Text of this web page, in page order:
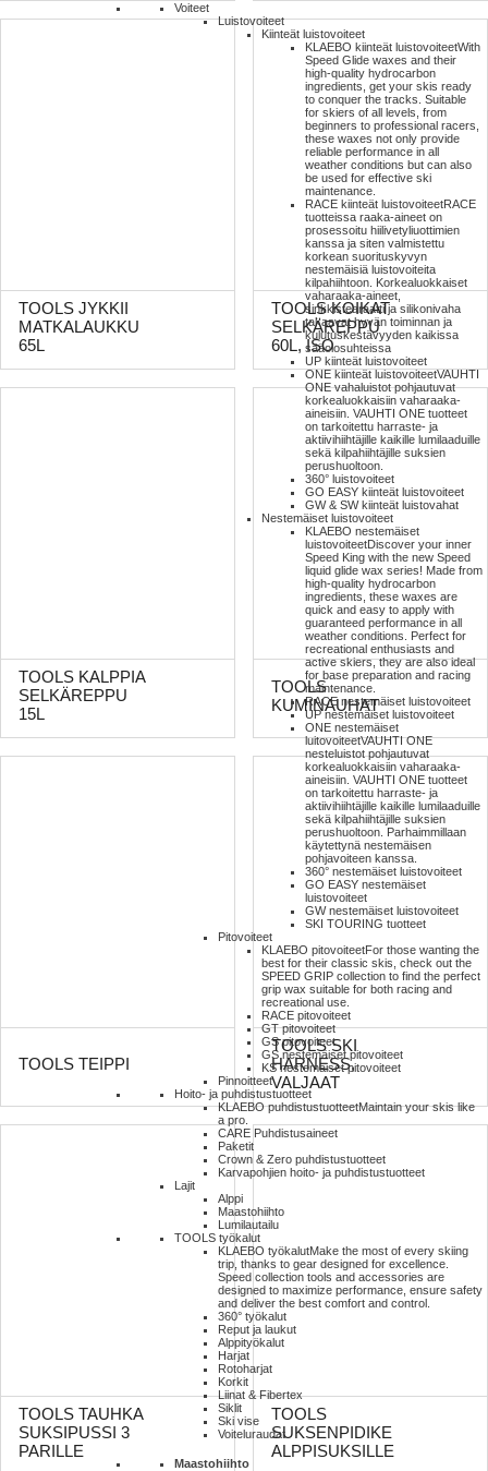
Voiteet
Luistovoiteet
Kiinteät luistovoiteet
KLAEBO kiinteät luistovoiteetWith
Speed Glide waxes and their
high-quality hydrocarbon
ingredients, get your skis ready
to conquer the tracks. Suitable
for skiers of all levels, from
beginners to professional racers,
these waxes not only provide
reliable performance in all
weather conditions but can also
be used for effective ski
maintenance.
RACE kiinteät luistovoiteetRACE
tuotteissa raaka-aineet on
prosessoitu hiilivetyliuottimien
kanssa ja siten valmistettu
korkean suorituskyvyn
nestemäisiä luistovoiteita
kilpahiihtoon. Korkealuokkaiset
vaharaaka-aineet,
sinkkistearaatti ja silikonivaha
takaavat hyvän toiminnan ja
kulutuskestävyyden kaikissa
sääolosuhteissa
UP kiinteät luistovoiteet
ONE kiinteät luistovoiteetVAUHTI
ONE vahaluistot pohjautuvat
korkealuokkaisiin vaharaaka-
aineisiin. VAUHTI ONE tuotteet
on tarkoitettu harraste- ja
aktiivihiihtäjille kaikille lumilaaduille
sekä kilpahiihtäjille suksien
perushuoltoon.
360° luistovoiteet
GO EASY kiinteät luistovoiteet
GW & SW kiinteät luistovahat
Nestemäiset luistovoiteet
KLAEBO nestemäiset
luistovoiteetDiscover your inner
Speed King with the new Speed
liquid glide wax series! Made from
high-quality hydrocarbon
ingredients, these waxes are
quick and easy to apply with
guaranteed performance in all
weather conditions. Perfect for
recreational enthusiasts and
active skiers, they are also ideal
for base preparation and racing
maintenance.
RACE nestemäiset luistovoiteet
UP nestemäiset luistovoiteet
ONE nestemäiset
luitovoiteetVAUHTI ONE
nesteluistot pohjautuvat
korkealuokkaisiin vaharaaka-
aineisiin. VAUHTI ONE tuotteet
on tarkoitettu harraste- ja
aktiivihiihtäjille kaikille lumilaaduille
sekä kilpahiihtäjille suksien
perushuoltoon. Parhaimmillaan
käytettynä nestemäisen
pohjavoiteen kanssa.
360° nestemäiset luistovoiteet
GO EASY nestemäiset
luistovoiteet
GW nestemäiset luistovoiteet
SKI TOURING tuotteet
Pitovoiteet
KLAEBO pitovoiteetFor those wanting the
best for their classic skis, check out the
SPEED GRIP collection to find the perfect
grip wax suitable for both racing and
recreational use.
RACE pitovoiteet
GT pitovoiteet
GS pitovoiteet
GS nestemäiset pitovoiteet
KS nestemäiset pitovoiteet
Pinnoitteet
Hoito- ja puhdistustuotteet
KLAEBO puhdistustuotteetMaintain your skis like
a pro.
CARE Puhdistusaineet
Paketit
Crown & Zero puhdistustuotteet
Karvapohjien hoito- ja puhdistustuotteet
Lajit
Alppi
Maastohiihto
Lumilautailu
TOOLS työkalut
KLAEBO työkalutMake the most of every skiing
trip, thanks to gear designed for excellence.
Speed collection tools and accessories are
designed to maximize performance, ensure safety
and deliver the best comfort and control.
360° työkalut
Reput ja laukut
Alppityökalut
Harjat
Rotoharjat
Korkit
Liinat & Fibertex
Siklit
Ski vise
Voiteluraudat
Maastohiihto
TOOLS JYKKII
MATKALAUKKU
65L
TOOLS KOIKAT
SELKÄREPPU
60L, ISO
TOOLS KALPPIA
SELKÄREPPU
15L
TOOLS
KUMINAUHAT
TOOLS TEIPPI
TOOLS SKI
HARNESS,
VALJAAT
TOOLS TAUHKA
SUKSIPUSSI 3
PARILLE
TOOLS
SUKSENPIDIKE
ALPPISUKSILLE